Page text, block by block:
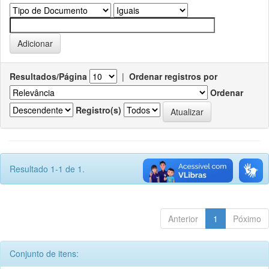
Resultados/Página | Ordenar registros por
Ordenar
Registro(s)
Resultado 1-1 de 1.
Anterior 1 Póximo
Conjunto de itens: